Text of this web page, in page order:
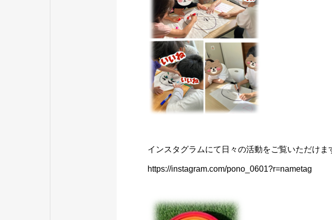
インスタグラムにて日々の活動をご覧いただけま
https://instagram.com/pono_0601?r=nametag